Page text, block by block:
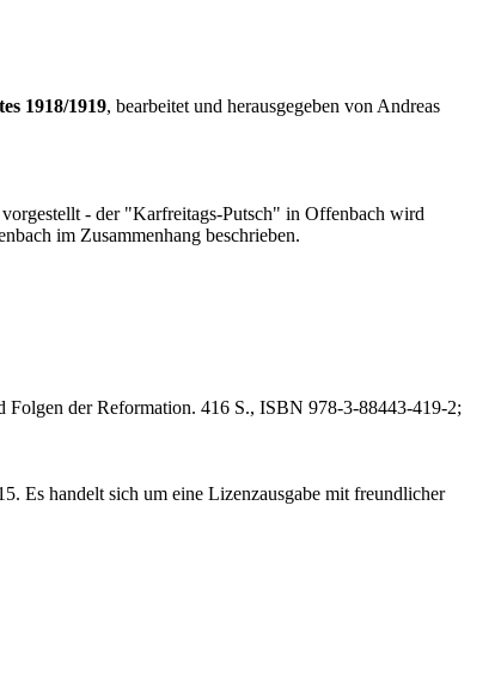
1918/1919, bearbeitet und herausgegeben von Andreas
- der "Karfreitags-Putsch" in Offenbach wird
im Zusammenhang beschrieben.
Folgen der Reformation. 416 S., ISBN 978-3-88443-419-2;
Es handelt sich um eine Lizenzausgabe mit freundlicher